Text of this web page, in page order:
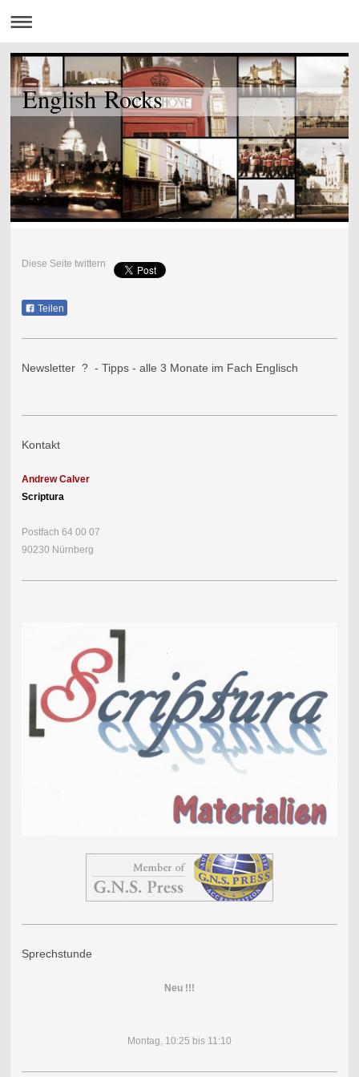
English Rocks
Diese Seite twittern
Teilen
Newsletter ? - Tipps - alle 3 Monate im Fach Englisch
Kontakt
Andrew Calver
Scriptura
Postfach 64 00 07
90230 Nürnberg
Sprechstunde
Neu !!!
Montag, 10:25 bis 11:10